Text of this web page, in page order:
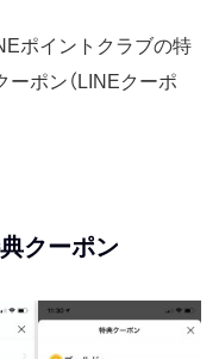
ポイントクラブの特
ーポン（LINEクーポ
クーポン